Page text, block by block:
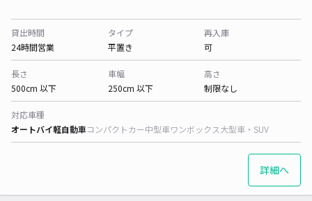
貸出時間
24時間営業
タイプ
平置き
再入庫
可
長さ
500cm 以下
車幅
250cm 以下
高さ
制限なし
対応車種
オートバイ軽自動車コンパクトカー中型車ワンボックス大型車・SUV
詳細へ